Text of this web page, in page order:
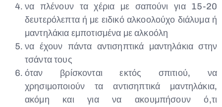
να πλένουν τα χέρια με σαπούνι για 15-20
δευτερόλεπτα ή με ειδικό αλκοολούχο διάλυμα ή
μαντηλάκια εμποτισμένα με αλκοόλη
να έχουν πάντα αντισηπτικά μαντηλάκια στην
τσάντα τους
όταν βρίσκονται εκτός σπιτιού, να
χρησιμοποιούν τα αντισηπτικά μαντηλάκια,
ακόμη και για να ακουμπήσουν ό,τι